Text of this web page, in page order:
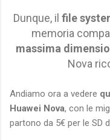
Dunque, il file
memoria
massima
Nova
Andiamo ora a vedere
Huawei Nova, con le
partono da 5€ per le SD